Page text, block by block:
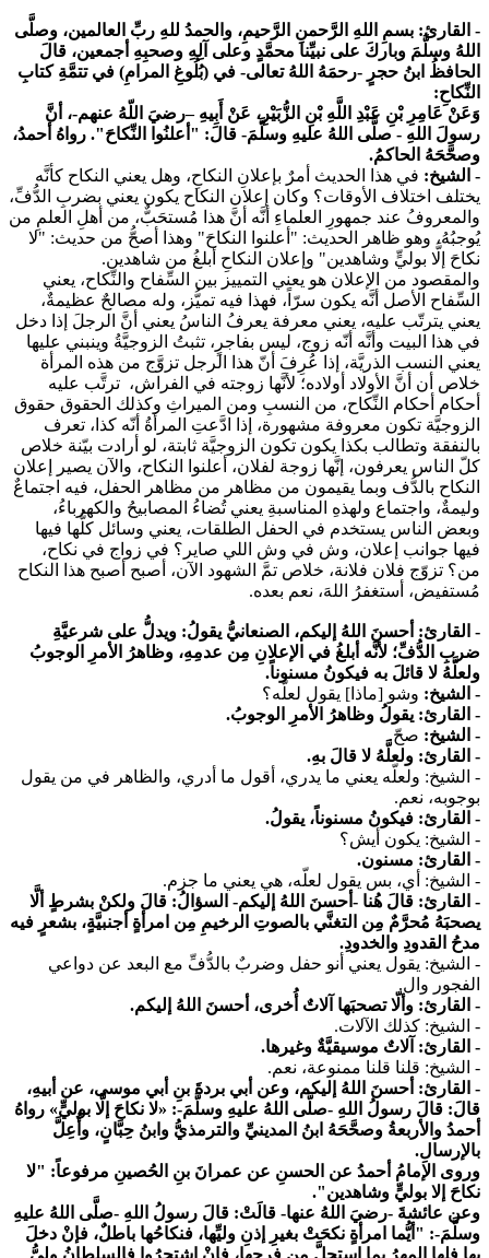
- القارئ: بسمِ اللهِ الرَّحمنِ الرَّحيمِ، والحمدُ للهِ ربِّ العالمين، وصلَّى
اللهُ وسلَّمَ وباركَ على نبيِّنا محمَّدٍ وعلى آلِهِ وصحبِهِ أجمعين، قالَ
الحافظُ ابنُ حجرٍ -رحمَهُ اللهُ تعالى- في (بُلُوغِ المرامِ) في تتمَّةِ كتابِ
النِّكاحِ:
وَعَنْ عَامِرِ بْنِ عَبْدِ اللَّهِ بْنِ الزُّبَيْرِ، عَنْ أَبِيهِ –رضيَ اللّهُ عنهم-، أنَّ
رسولَ اللهِ - صلَّى اللهُ عليهِ وسلَّمَ- قالَ: "أعلنُوا النِّكاحَ". رواهُ أحمدُ،
وصحَّحَهُ الحاكمُ.
- الشيخ: في هذا الحديث أمرٌ بإعلانِ النكاحِ، وهل يعني النكاح كأنَّه
يختلف اختلاف الأوقات؟ وكان إعلان النكاح يكون يعني بضربِ الدُّفِّ،
والمعروفُ عند جمهورِ العلماءِ أنَّه أنَّ هذا مُستحَبٌّ، من أهلِ العلمِ من
يُوجبُهُ، وهو ظاهر الحديث: "أعلنوا النكاحَ" وهذا أصحُّ من حديث: "لا
نكاحَ إلَّا بوليٍّ وشاهدين" وإعلان النكاحِ أبلغُ من شاهدين.
والمقصود من الإعلان هو يعني التمييز بين السِّفاح والنِّكاح، يعني
السِّفاح الأصل أنَّه يكون سرّاً، فهذا فيه تميُّز، وله مصالحٌ عظيمةٌ،
يعني يترتّب عليه، يعني معرفة يعرفُ الناسُ يعني أنَّ الرجلَ إذا دخل
في هذا البيت وأنَّه أنّه زوج، ليس بفاجرٍ، تثبتُ الزوجيَّةُ وينبني عليها
يعني النسب الذريَّة، إذا عُرِفَ أنّ هذا الرجل تزوَّج من هذه المرأة
خلاص أن أنَّ الأولاد أولاده؛ لأنَّها زوجته في الفراش، ترتَّب عليه
أحكام أحكام النِّكاح، من النسبِ ومن الميراثِ وكذلك الحقوق حقوق
الزوجيَّة تكون معروفة مشهورة، إذا ادَّعتِ المرأةُ أنّه كذا، تعرف
بالنفقة وتطالب بكذا يكون تكون الزوجيَّة ثابتة، لو أرادت بيّنة خلاص
كلّ الناس يعرفون، إنَّها زوجة لفلان، أعلنوا النكاح، والآن يصير إعلان
النكاح بالدُّف وبما يقيمون من مظاهر من مظاهر الحفل، فيه اجتماعٌ
وليمةٌ، واجتماع ولهذهِ المناسبةِ يعني تُضاءُ المصابيحُ والكهرباءُ،
وبعض الناس يستخدم في الحفل الطلقات، يعني وسائل كلُّها فيها
فيها جوانب إعلان، وش في وش اللي صاير؟ في زواج في نكاح،
من؟ تزوّج فلان فلانة، خلاص تمَّ الشهود الآن، أصبح أصبح هذا النكاح
مُستفيض، أستغفرُ اللهَ، نعم بعده.
- القارئ: أحسنَ اللهُ إليكم، الصنعانيُّ يقولُ: ويدلُّ على شرعيَّةِ
ضربِ الدُّفِّ؛ لأنَّه أبلغُ في الإعلانِ مِن عدمِهِ، وظاهرُ الأمرِ الوجوبُ
ولعلَّهُ لا قائلَ به فيكونُ مسنوناً.
- الشيخ: وشو [ماذا] يقول لعلّه؟
- القارئ: يقولُ وظاهرُ الأمرِ الوجوبُ.
- الشيخ: صحّ.
- القارئ: ولعلَّهُ لا قالَ بهِ.
- الشيخ: ولعلّه يعني ما يدري، أقول ما أدري، والظاهر في من يقول
بوجوبه، نعم.
- القارئ: فيكونُ مسنوناً، يقولُ.
- الشيخ: يكون أيش؟
- القارئ: مسنون.
- الشيخ: أي، بس يقول لعلّه، هي يعني ما جزم.
- القارئ: قالَ هُنا -أحسنَ اللهُ إليكم- السؤالُ: قالَ ولكنْ بشرطٍ ألَّا
يصحبَهُ مُحرَّمٌ مِن التغنَّي بالصوتِ الرخيمِ مِن امرأةٍ أجنبيَّةٍ، بشعرٍ فيه
مدحُ القدودِ والخدودِ.
- الشيخ: يقول يعني أنو حفل وضربٌ بالدُّفِّ مع البعد عن دواعي
الفجور وال.
- القارئ: وألّا تصحبَها آلاتٌ أُخرى، أحسنَ اللهُ إليكم.
- الشيخ: كذلك الآلات.
- القارئ: آلاتٌ موسيقيَّةٌ وغيرها.
- الشيخ: قلنا قلنا ممنوعة، نعم.
- القارئ: أحسنَ اللهُ إليكم، وعن أبي بردةَ بنِ أبي موسى، عن أبيهِ،
قالَ: قالَ رسولُ اللهِ -صلَّى اللهُ عليهِ وسلَّمَ-: «لا نكاحَ إلَّا بوليٍّ» رواهُ
أحمدُ والأربعةُ وصحَّحَهُ ابنُ المدينيِّ والترمذيُّ وابنُ حِبَّانٍ، وأُعِلَّ
بالإرسالِ.
وروى الإمامُ أحمدُ عن الحسنِ عن عمرانَ بنِ الحُصينِ مرفوعاً: "لا
نكاحَ إلا بوليٍّ وشاهدين".
وعن عائشةَ -رضيَ اللهُ عنها- قالَتْ: قالَ رسولُ اللهِ -صلَّى اللهُ عليهِ
وسلَّمَ-: "أيُّما امرأةٍ نكحَتْ بغيرِ إذنِ وليِّها، فنكاحُها باطلٌ، فإنْ دخلَ
بها فلها المهرُ بما استحلَّ مِن فرجِها، فإنْ اشتجرُوا فالسلطانُ وليُّ